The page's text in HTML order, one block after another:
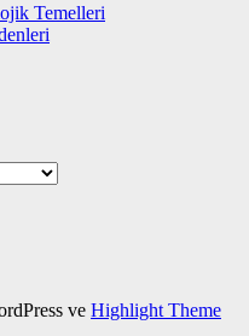
Temelleri
ve Highlight Theme